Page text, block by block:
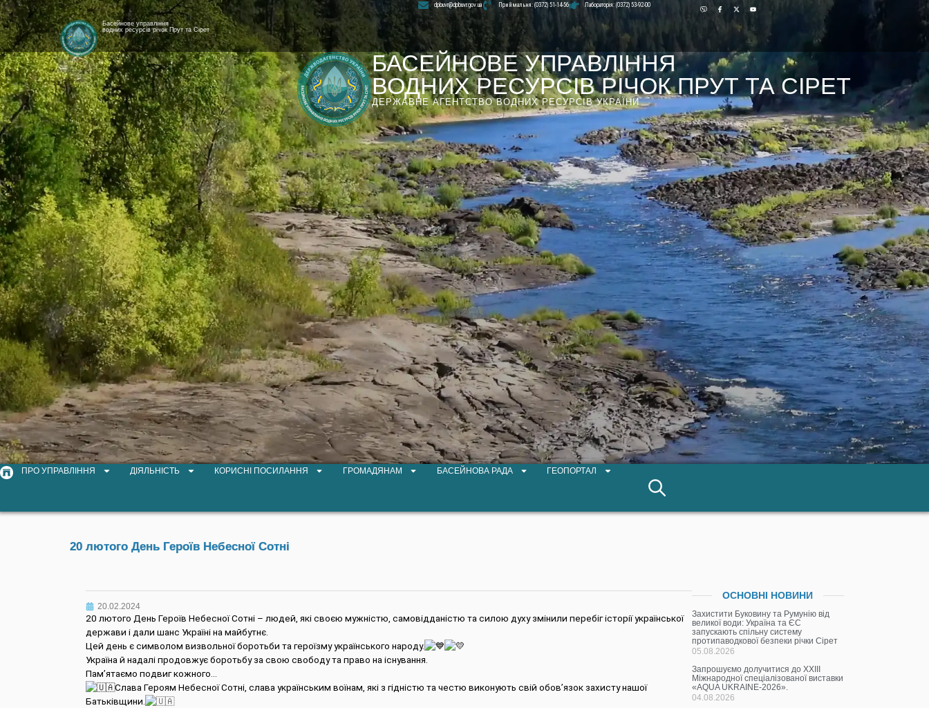
[newyear_garland]
Басейнове управління
водних ресурсів річок Прут та Сірет
Лабораторія: (0372) 53-92-00
dpbuvr@dpbuvr.gov.ua Приймальня: (0372) 51-14-56
БАСЕЙНОВЕ УПРАВЛІННЯ
ВОДНИХ РЕСУРСІВ РІЧОК ПРУТ ТА СІРЕТ
ДЕРЖАВНЕ АГЕНТСТВО ВОДНИХ РЕСУРСІВ УКРАЇНИ
ПРО УПРАВЛІННЯ ДІЯЛЬНІСТЬ КОРИСНІ ПОСИЛАННЯ ГРОМАДЯНАМ БАСЕЙНОВА РАДА ГЕОПОРТАЛ
20 лютого День Героїв Небесної Сотні
20.02.2024
20 лютого День Героїв Небесної Сотні – людей, які своєю мужністю, самовідданістю та силою духу змінили перебіг історії української
держави і дали шанс Україні на майбутнє.
Цей день є символом визвольної боротьби та героїзму українського народу.
Україна й надалі продовжує боротьбу за свою свободу та право на існування.
Пам’ятаємо подвиг кожного…
Слава Героям Небесної Сотні, слава українським воїнам, які з гідністю та честю виконують свій обов’язок захисту нашої
Батьківщини.
ОСНОВНІ НОВИНИ
Захистити Буковину та Румунію від
великої води: Україна та ЄС
запускають спільну систему
протипаводкової безпеки річки Сірет
05.08.2026
Запрошуємо долучитися до ХХІІІ
Міжнародної спеціалізованої виставки
«AQUA UKRAINE-2026».
04.08.2026